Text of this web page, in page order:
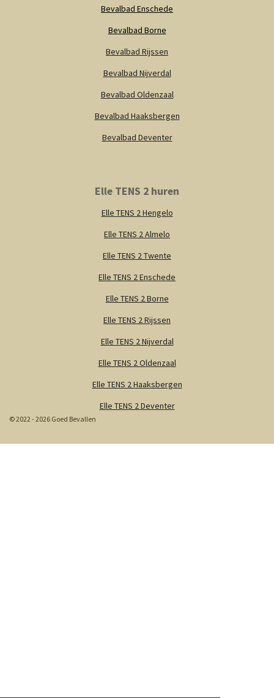
Bevalbad Enschede
Bevalbad Borne
Bevalbad Rijssen
Bevalbad Nijverdal
Bevalbad Oldenzaal
Bevalbad Haaksbergen
Bevalbad Deventer
Elle TENS 2 huren
Elle TENS 2 Hengelo
Elle TENS 2 Almelo
Elle TENS 2 Twente
Elle TENS 2 Enschede
Elle TENS 2 Borne
Elle TENS 2 Rijssen
Elle TENS 2 Nijverdal
Elle TENS 2 Oldenzaal
Elle TENS 2 Haaksbergen
Elle TENS 2 Deventer
© 2022 - 2026 Goed Bevallen